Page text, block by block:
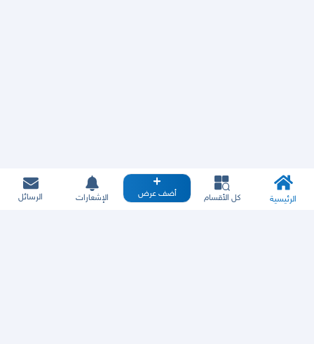
الرئيسية كل الأقسام أضف عرض الإشعارات الرسائل